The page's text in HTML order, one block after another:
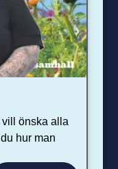
önska alla
hur man